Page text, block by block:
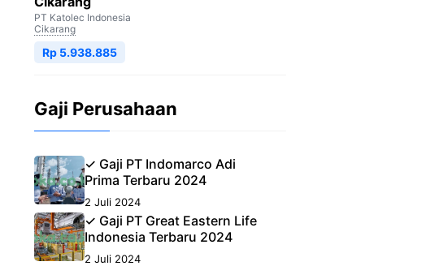
PT Katolec Indonesia
Cikarang
Rp 5.938.885
Gaji Perusahaan
✓ Gaji PT Indomarco Adi
Prima Terbaru 2024
2 Juli 2024
✓ Gaji PT Great Eastern Life
Indonesia Terbaru 2024
2 Juli 2024